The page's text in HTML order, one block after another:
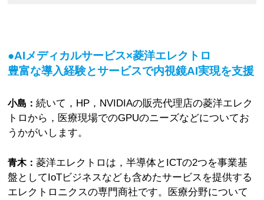
●AIメディカルサービス×菱洋エレクトロ
豊富な導入経験とサービスで内視鏡AI実現を支援
小島：続いて，HP，NVIDIAの販売代理店の菱洋エレク
トロから，医療現場でのGPUのニーズなどについてお
うかがいします。
青木：菱洋エレクトロは，半導体とICTの2つを事業基
盤としてIoTビジネスなども含めたサービスを提供する
エレクトロニクスの専門商社です。医療分野について